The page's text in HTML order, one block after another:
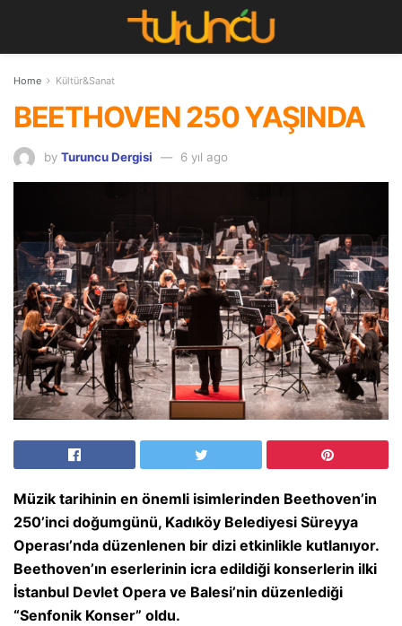
Home Kültür&Sanat
BEETHOVEN 250 YAŞINDA
by Turuncu Dergisi 6 yıl ago
Müzik tarihinin en önemli isimlerinden Beethoven’in
250’inci doğumgünü, Kadıköy Belediyesi Süreyya
Operası’nda düzenlenen bir dizi etkinlikle kutlanıyor.
Beethoven’ın eserlerinin icra edildiği konserlerin ilki
İstanbul Devlet Opera ve Balesi’nin düzenlediği
“Senfonik Konser” oldu.